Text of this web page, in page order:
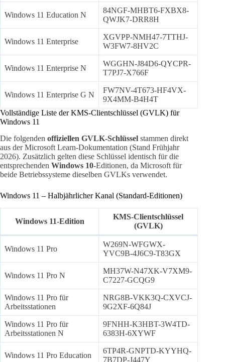
Windows 11 Education N
84NGF-MHBT6-FXBX8-
QWJK7-DRR8H
Windows 11 Enterprise
XGVPP-NMH47-7TTHJ-
W3FW7-8HV2C
Windows 11 Enterprise N
WGGHN-J84D6-QYCPR-
T7PJ7-X766F
Windows 11 Enterprise G N
FW7NV-4T673-HF4VX-
9X4MM-B4H4T
Vollständige Liste der KMS-Clientschlüssel (GVLK) für
Windows 11
Die folgenden offiziellen GVLK-Schlüssel stammen direkt
aus der Microsoft Learn-Dokumentation (Stand Frühjahr
2026). Zusätzlich gelten diese Schlüssel identisch für die
entsprechenden Windows 10-Editionen, da Microsoft für
beide Betriebssysteme dieselben GVLKs verwendet.
Windows 11 – Halbjährlicher Kanal (Standard-Editionen)
Windows 11-Edition
KMS-Clientschlüssel
(GVLK)
Windows 11 Pro
W269N-WFGWX-
YVC9B-4J6C9-T83GX
Windows 11 Pro N
MH37W-N47XK-V7XM9-
C7227-GCQG9
Windows 11 Pro für
Arbeitsstationen
NRG8B-VKK3Q-CXVCJ-
9G2XF-6Q84J
Windows 11 Pro für
Arbeitsstationen N
9FNHH-K3HBT-3W4TD-
6383H-6XYWF
Windows 11 Pro Education
6TP4R-GNPTD-KYYHQ-
7B7DP-J447Y